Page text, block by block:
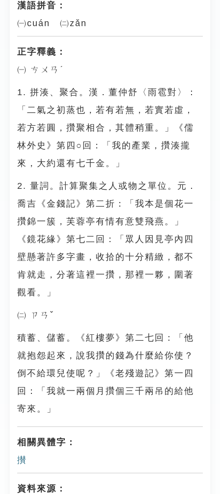
漢語拼音：
㈠cuán ㈡zǎn
正字釋義：
㈠ ㄘㄨㄢˊ
1. 拼湊、聚合。漢．董仲舒〈雨雹對〉：
「二氣之初蒸也，若有若無，若實若虛，
若方若圓，攢聚相合，其體稍重。」《儒
林外史》第四○回：「我的產業，攢湊攏
來，大約還有七千金。」
2. 量詞。計算聚集之人或物之單位。元．
喬吉《金錢記》第二折：「我本是個花一
攢錦一簇，芙蓉亭有情有意雙飛燕。」
《鏡花緣》第七二回：「眾人因見亭內四
壁懸著許多字畫，收拾的十分精緻，都不
肯就走，分著這裡一攢，那裡一夥，圍著
觀看。」
㈡ ㄗㄢˇ
積蓄、儲蓄。《紅樓夢》第二七回：「他
就抱怨起來，說我攢的錢為什麼給你使？
倒不給環兒使呢？」《老殘遊記》第一四
回：「我就一兩個月攢個三千兩吊的給他
寄來。」
相關異體字：
攅
資料來源：